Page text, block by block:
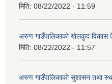
मिति: 08/22/2022 - 11:59
अरुण गाउँपालिकाको खेलकुद विकास
मिति: 08/22/2022 - 11:57
अरुण गाउँपालिकाको सुशासन तथा